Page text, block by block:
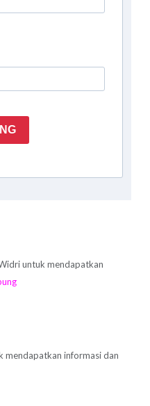
untuk mendapatkan
mendapatkan informasi dan